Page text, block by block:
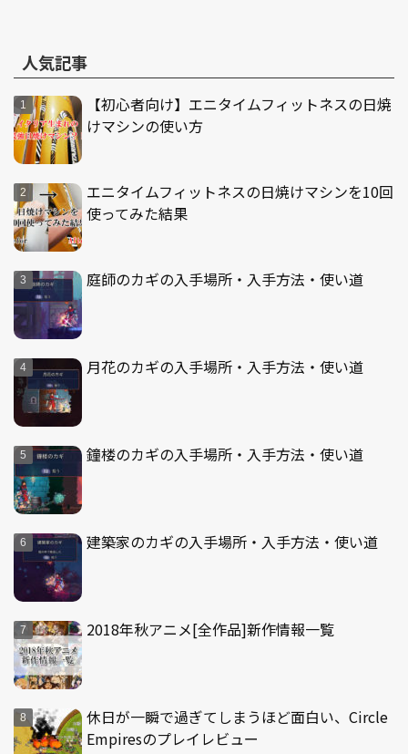
人気記事
【初心者向け】エニタイムフィットネスの日焼
けマシンの使い方
エニタイムフィットネスの日焼けマシンを10回
使ってみた結果
庭師のカギの入手場所・入手方法・使い道
月花のカギの入手場所・入手方法・使い道
鐘楼のカギの入手場所・入手方法・使い道
建築家のカギの入手場所・入手方法・使い道
2018年秋アニメ[全作品]新作情報一覧
休日が一瞬で過ぎてしまうほど面白い、Circle
Empiresのプレイレビュー